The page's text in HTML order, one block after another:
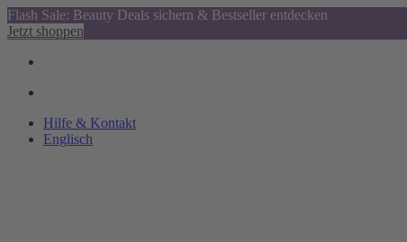
Flash Sale: Beauty Deals sichern & Bestseller entdecken
Jetzt shoppen
Hilfe & Kontakt
Englisch